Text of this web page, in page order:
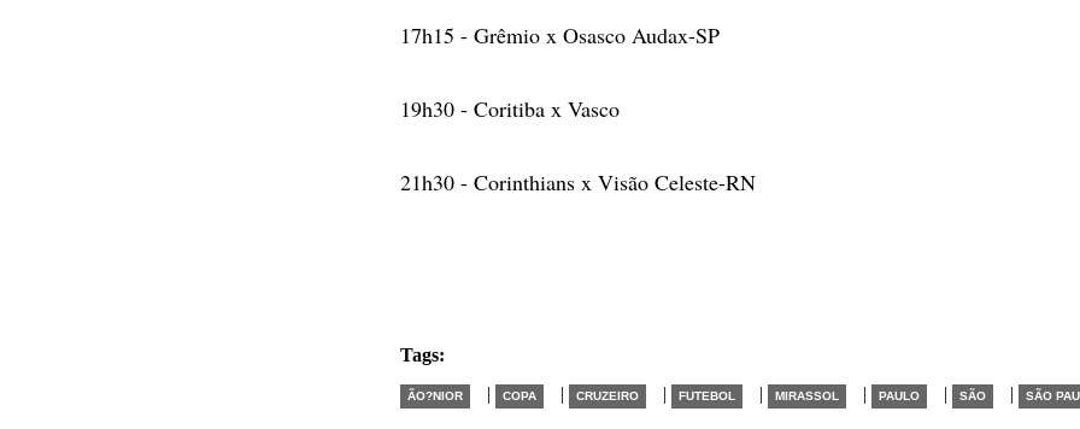
17h15 - Grêmio x Osasco Audax-SP
19h30 - Coritiba x Vasco
21h30 - Corinthians x Visão Celeste-RN
Tags:
ÃO?NIOR | COPA | CRUZEIRO | FUTEBOL | MIRASSOL | PAULO | SÃO | SÃO